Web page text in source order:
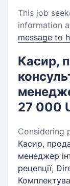
This job
information
message to
Касир,
27 000
Considering
Касир,
менеджер
рецепції,